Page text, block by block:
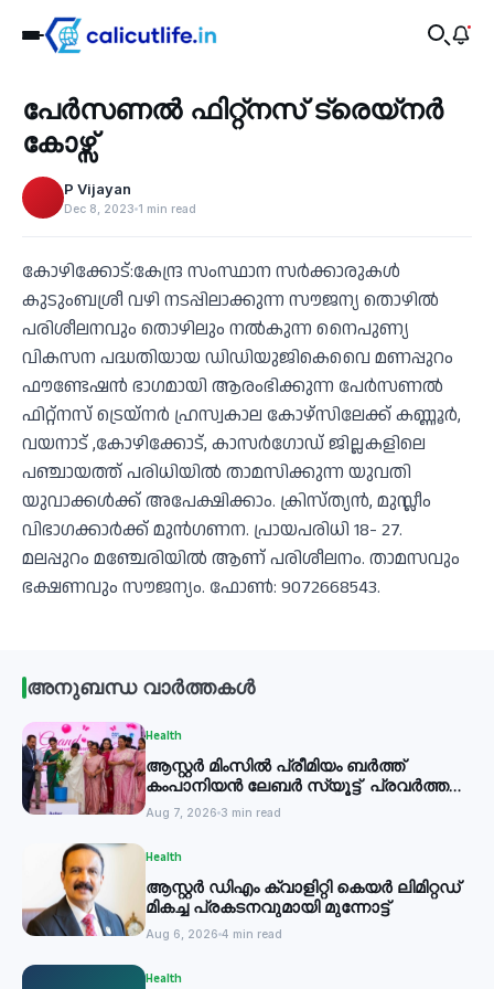
‹
Health
പേർസണൽ ഫിറ്റ്നസ് ട്രെയ്നർ
കോഴ്സ്
P Vijayan
Dec 8, 2023 1 min read
കോഴിക്കോട്:കേന്ദ്ര സംസ്ഥാന സർക്കാരുകൾ
കുടുംബശ്രീ വഴി നടപ്പിലാക്കുന്ന സൗജന്യ തൊഴിൽ
പരിശീലനവും തൊഴിലും നൽകുന്ന നൈപുണ്യ
വികസന പദ്ധതിയായ ഡിഡിയുജികെവൈ മണപ്പുറം
ഫൗണ്ടേഷൻ ഭാഗമായി ആരംഭിക്കുന്ന പേർസണൽ
ഫിറ്റ്നസ് ട്രെയ്നർ ഹ്രസ്വകാല കോഴ്സിലേക്ക് കണ്ണൂർ,
വയനാട് ,കോഴിക്കോട്, കാസർഗോഡ് ജില്ലകളിലെ
പഞ്ചായത്ത് പരിധിയിൽ താമസിക്കുന്ന യുവതി
യുവാക്കൾക്ക് അപേക്ഷിക്കാം. ക്രിസ്ത്യൻ, മുസ്ലീം
വിഭാഗക്കാർക്ക് മുൻഗണന. പ്രായപരിധി 18- 27.
മലപ്പുറം മഞ്ചേരിയിൽ ആണ് പരിശീലനം. താമസവും
ഭക്ഷണവും സൗജന്യം. ഫോൺ: 9072668543.
അനുബന്ധ വാർത്തകൾ
Health
ആസ്റ്റർ മിംസിൽ പ്രീമിയം ബർത്ത്
കംപാനിയൻ ലേബർ സ്യൂട്ട് പ്രവർത്തനം
തുടങ്ങി
Aug 7, 2026 3 min read
Health
ആസ്റ്റർ ഡിഎം ക്വാളിറ്റി കെയർ ലിമിറ്റഡ്
മികച്ച പ്രകടനവുമായി മുന്നോട്ട്
Aug 6, 2026 4 min read
Health